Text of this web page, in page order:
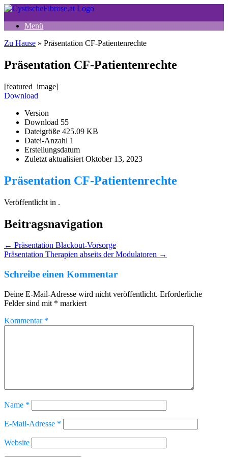
Zum
springenMenü
Zu Hause » Präsentation CF-Patientenrechte
Präsentation CF-Patientenrechte
[featured_image]
Download
Version
Download 55
Dateigröße 425.09 KB
Datei-Anzahl 1
Erstellungsdatum
Zuletzt aktualisiert Oktober 13, 2023
Präsentation CF-Patientenrechte
Veröffentlicht in .
Beitragsnavigation
← Präsentation Blackout-Vorsorge
Präsentation Therapien abseits der Modulatoren →
Schreibe einen Kommentar
Deine E-Mail-Adresse wird nicht veröffentlicht. Erforderliche
Felder sind mit * markiert
Kommentar *
Name *
E-Mail-Adresse *
Website